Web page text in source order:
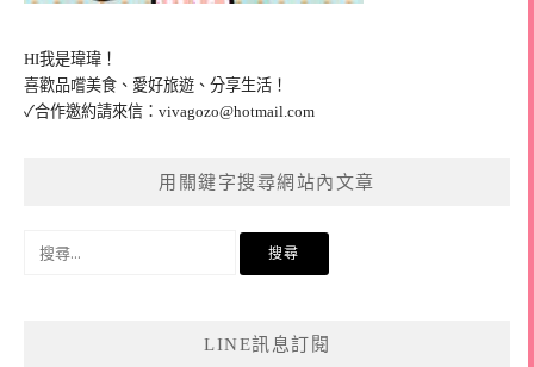
HI我是瑋瑋！
喜歡品嚐美食、愛好旅遊、分享生活！
✓合作邀約請來信： vivagozo@hotmail.com
用關鍵字搜尋網站內文章
LINE訊息訂閱